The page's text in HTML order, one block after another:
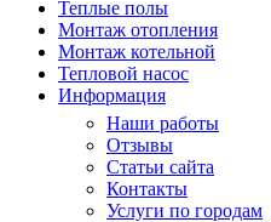
Теплые полы
Монтаж отопления
Монтаж котельной
Тепловой насос
Информация
Наши работы
Отзывы
Статьи сайта
Контакты
Услуги по городам